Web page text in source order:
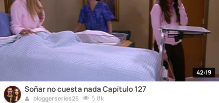
42:19
Soñar no cuesta nada Capítulo 127
bloggerseries25 5.8k